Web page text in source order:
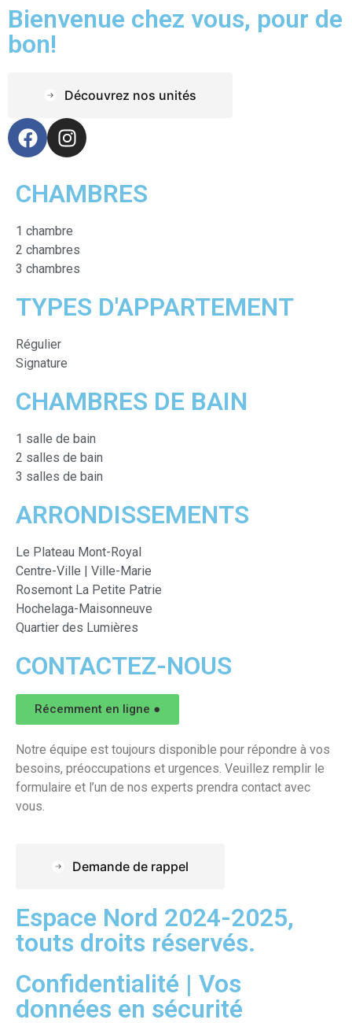
Bienvenue chez vous, pour de
bon!
Découvrez nos unités
CHAMBRES
1 chambre
2 chambres
3 chambres
TYPES D'APPARTEMENT
Régulier
Signature
CHAMBRES DE BAIN
1 salle de bain
2 salles de bain
3 salles de bain
ARRONDISSEMENTS
Le Plateau Mont-Royal
Centre-Ville | Ville-Marie
Rosemont La Petite Patrie
Hochelaga-Maisonneuve
Quartier des Lumières
CONTACTEZ-NOUS
Récemment en ligne ●
Notre équipe est toujours disponible pour répondre à vos
besoins, préoccupations et urgences. Veuillez remplir le
formulaire et l’un de nos experts prendra contact avec
vous.
Demande de rappel
Espace Nord 2024-2025,
touts droits réservés.
Confidentialité | Vos
données en sécurité